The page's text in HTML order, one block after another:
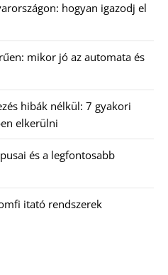
hogyan igazodj el
mikor jó az automata és
hibák nélkül: 7 gyakori
elkerülni
és a legfontosabb
itató rendszerek